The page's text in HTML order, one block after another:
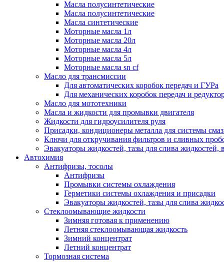
Масла полусинтетические
Масла полусинтетические
Масла синтетические
Моторные масла 1л
Моторные масла 20л
Моторные масла 4л
Моторные масла 5л
Моторные масла sn cf
Масло для трансмиссии
Для автоматических коробок передач и ГУРа
Для механических коробок передач и
Масло для мототехники
Масла и жидкости для промывки двигателя
Жидкости для гидроусилителя руля
Присадки, кондиционеры металла для системы
Ключи для откручивания фильтров и сливных
Эвакуаторы жидкостей, тазы для слива жидкостей,
Автохимия
Антифризы, тосолы
Антифризы
Промывки системы охлаждения
Герметики системы охлаждения и присадки
Эвакуаторы жидкостей, тазы для слива
Стеклоомывающие жидкости
Зимняя готовая к применению
Летняя стеклоомывающая жидкость
Зимний концентрат
Летний концентрат
Тормозная система